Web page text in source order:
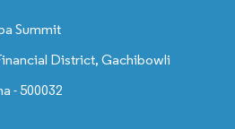
Summit
District, Gachibowli
- 500032